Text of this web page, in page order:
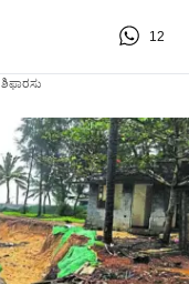
12
ಶಿಫಾರಸು